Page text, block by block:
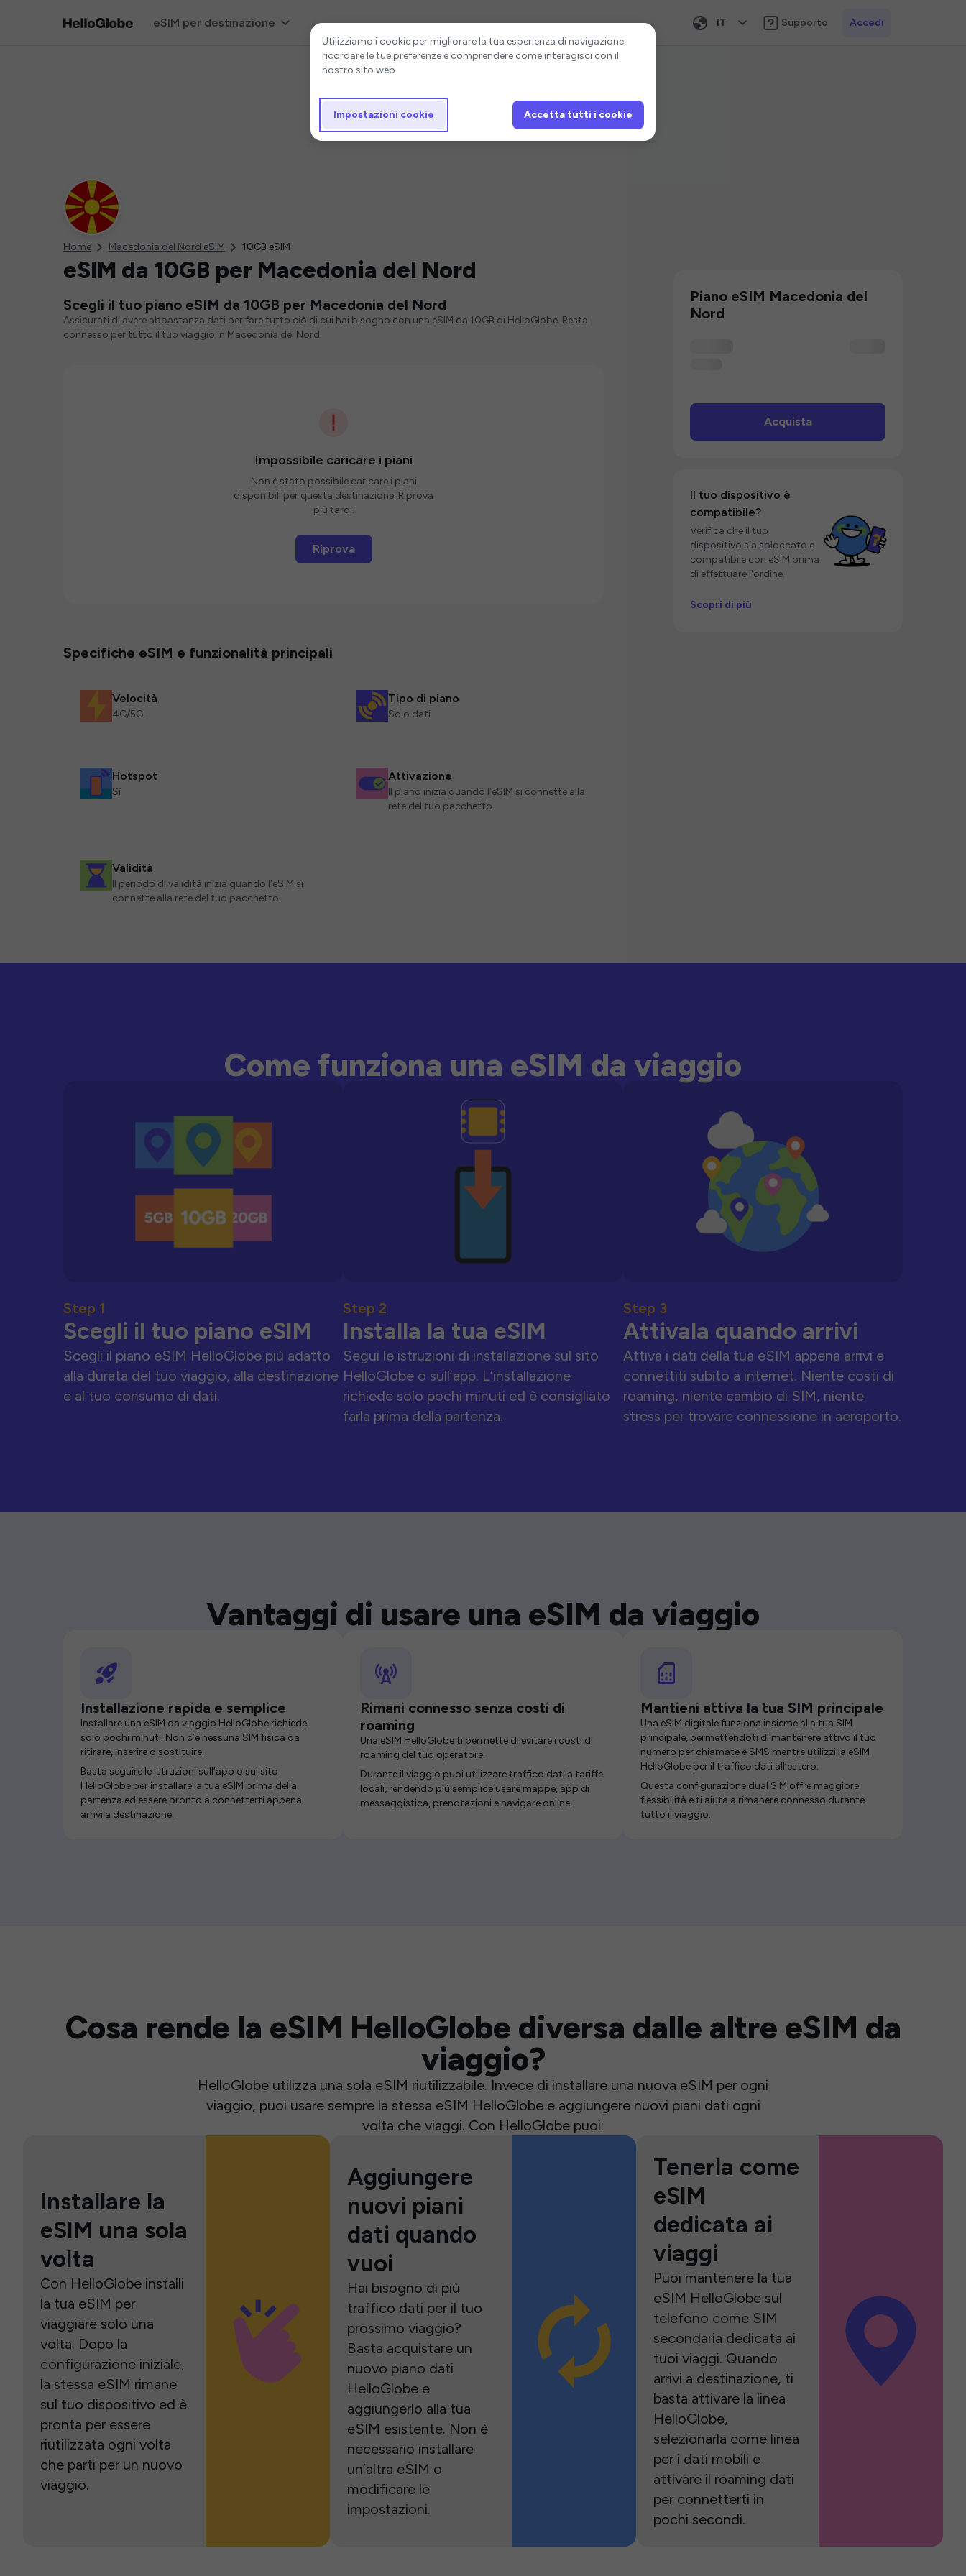
eSIM per destinazione IT Supporto Accedi
Home Macedonia del Nord eSIM 10GB eSIM
eSIM da 10GB per Macedonia del Nord
Scegli il tuo piano eSIM da 10GB per Macedonia del Nord
Assicurati di avere abbastanza dati per fare tutto ciò di cui hai bisogno con una eSIM da 10GB di HelloGlobe. Resta
connesso per tutto il tuo viaggio in Macedonia del Nord.
Impossibile caricare i piani
Non è stato possibile caricare i piani
disponibili per questa destinazione. Riprova
più tardi.
Riprova
Specifiche eSIM e funzionalità principali
Velocità
4G/5G.
Tipo di piano
Solo dati
Hotspot
Sì
Attivazione
Il piano inizia quando l'eSIM si connette alla
rete del tuo pacchetto.
Validità
Il periodo di validità inizia quando l'eSIM si
connette alla rete del tuo pacchetto.
Piano eSIM Macedonia del
Nord
Acquista
Il tuo dispositivo è
compatibile?
Verifica che il tuo
dispositivo sia sbloccato e
compatibile con eSIM prima
di effettuare l'ordine.
Scopri di più
Come funziona una eSIM da viaggio
Step 1
Scegli il tuo piano eSIM
Scegli il piano eSIM HelloGlobe più adatto
alla durata del tuo viaggio, alla destinazione
e al tuo consumo di dati.
Step 2
Installa la tua eSIM
Segui le istruzioni di installazione sul sito
HelloGlobe o sull’app. L’installazione
richiede solo pochi minuti ed è consigliato
farla prima della partenza.
Step 3
Attivala quando arrivi
Attiva i dati della tua eSIM appena arrivi e
connettiti subito a internet. Niente costi di
roaming, niente cambio di SIM, niente
stress per trovare connessione in aeroporto.
Vantaggi di usare una eSIM da viaggio
Installazione rapida e semplice
Installare una eSIM da viaggio HelloGlobe richiede
solo pochi minuti. Non c’è nessuna SIM fisica da
ritirare, inserire o sostituire.
Basta seguire le istruzioni sull’app o sul sito
HelloGlobe per installare la tua eSIM prima della
partenza ed essere pronto a connetterti appena
arrivi a destinazione.
Rimani connesso senza costi di
roaming
Una eSIM HelloGlobe ti permette di evitare i costi di
roaming del tuo operatore.
Durante il viaggio puoi utilizzare traffico dati a tariffe
locali, rendendo più semplice usare mappe, app di
messaggistica, prenotazioni e navigare online.
Mantieni attiva la tua SIM principale
Una eSIM digitale funziona insieme alla tua SIM
principale, permettendoti di mantenere attivo il tuo
numero per chiamate e SMS mentre utilizzi la eSIM
HelloGlobe per il traffico dati all’estero.
Questa configurazione dual SIM offre maggiore
flessibilità e ti aiuta a rimanere connesso durante
tutto il viaggio.
Cosa rende la eSIM HelloGlobe diversa dalle altre eSIM da
viaggio?
HelloGlobe utilizza una sola eSIM riutilizzabile. Invece di installare una nuova eSIM per ogni
viaggio, puoi usare sempre la stessa eSIM HelloGlobe e aggiungere nuovi piani dati ogni
volta che viaggi. Con HelloGlobe puoi:
Installare la
eSIM una sola
volta
Con HelloGlobe installi
la tua eSIM per
viaggiare solo una
volta. Dopo la
configurazione iniziale,
la stessa eSIM rimane
sul tuo dispositivo ed è
pronta per essere
riutilizzata ogni volta
che parti per un nuovo
viaggio.
Aggiungere
nuovi piani
dati quando
vuoi
Hai bisogno di più
traffico dati per il tuo
prossimo viaggio?
Basta acquistare un
nuovo piano dati
HelloGlobe e
aggiungerlo alla tua
eSIM esistente. Non è
necessario installare
un’altra eSIM o
modificare le
impostazioni.
Tenerla come
eSIM
dedicata ai
viaggi
Puoi mantenere la tua
eSIM HelloGlobe sul
telefono come SIM
secondaria dedicata ai
tuoi viaggi. Quando
arrivi a destinazione, ti
basta attivare la linea
HelloGlobe,
selezionarla come linea
per i dati mobili e
attivare il roaming dati
per connetterti in
pochi secondi.
Impostazioni cookie
Utilizziamo i cookie per migliorare la tua esperienza di navigazione,
ricordare le tue preferenze e comprendere come interagisci con il
nostro sito web.
Impostazioni cookie Accetta tutti i cookie